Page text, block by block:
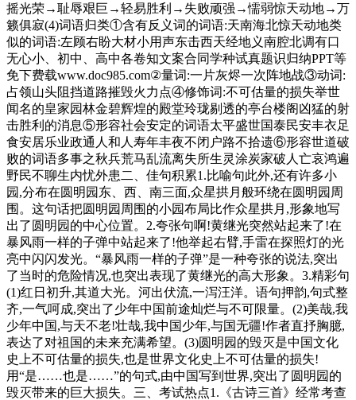
摇光荣→耻辱艰巨→轻易胜利→失败顽强→懦弱惊天动地→万
籁俱寂(4)词语归类①含有反义词的词语:天南海北惊天动地类
似的词语:左顾右盼大材小用声东击西天经地义南腔北调有口
无心小、初中、高中各卷知文案合同学种试真题识归纳PPT等
免下费载www.doc985.com②量词:一片灰烬一次阵地战③动词:
占领山头阻挡道路摧毁火力点④修饰词:不可估量的损失举世
闻名的皇家园林金碧辉煌的殿堂玲珑剔透的亭台楼阁凶猛的射
击胜利的消息⑤形容社会安定的词语太平盛世国泰民安丰衣足
食安居乐业政通人和人寿年丰夜不闭户路不拾遗⑥形容世道破
败的词语多事之秋兵荒马乱流离失所生灵涂炭家破人亡哀鸿遍
野民不聊生内忧外患二、佳句积累1.比喻句此外,还有许多小
园,分布在圆明园东、西、南三面,众星拱月般环绕在圆明园周
围。这句话把圆明园周围的小园布局比作众星拱月,形象地写
出了圆明园的中心位置。2.夸张句啊!黄继光突然站起来了!在
暴风雨一样的子弹中站起来了!他举起右臂,手雷在探照灯的光
亮中闪闪发光。“暴风雨一样的子弹”是一种夸张的说法,突出
了当时的危险情况,也突出表现了黄继光的高大形象。3.精彩句
(1)红日初升,其道大光。河出伏流,一泻汪洋。语句押韵,句式整
齐,一气呵成,突出了少年中国前途灿烂与不可限量。(2)美哉,我
少年中国,与天不老!壮哉,我中国少年,与国无疆!作者直抒胸臆,
表达了对祖国的未来充满希望。(3)圆明园的毁灭是中国文化
史上不可估量的损失,也是世界文化史上不可估量的损失!
用“是……也是……”的句式,由中国写到世界,突出了圆明园的
毁灭带来的巨大损失。三、考试热点1.《古诗三首》经常考查